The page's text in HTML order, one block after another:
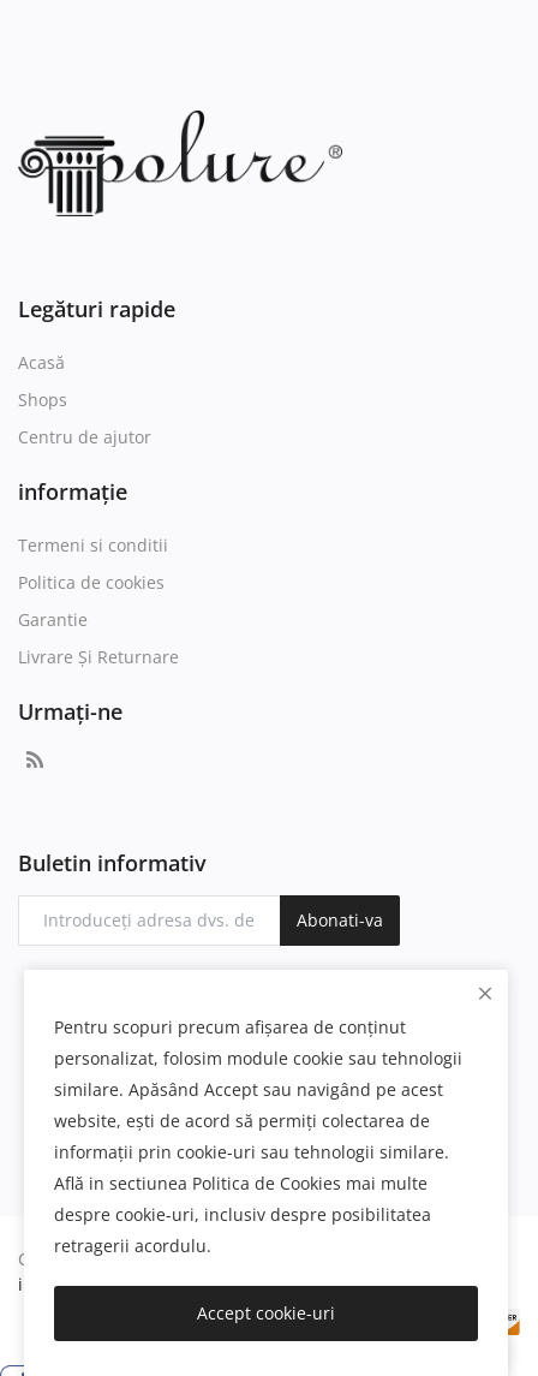
Legături rapide
Acasă
Shops
Centru de ajutor
informație
Termeni si conditii
Politica de cookies
Garantie
Livrare Și Returnare
Urmați-ne
Buletin informativ
Abonati-va
Copyright 2023 Polure - All Rights Reserved.
interioare si exterioare din poliuretan
Pentru scopuri precum afișarea de conținut
personalizat, folosim module cookie sau tehnologii
similare. Apăsând Accept sau navigând pe acest
website, ești de acord să permiți colectarea de
informații prin cookie-uri sau tehnologii similare.
Află in sectiunea Politica de Cookies mai multe
despre cookie-uri, inclusiv despre posibilitatea
retragerii acordulu.
Accept cookie-uri